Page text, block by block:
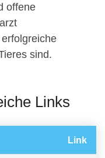
offene
sind.
Links
Link